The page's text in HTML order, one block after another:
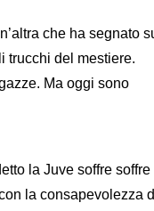
che ha segnato
trucchi del mestiere.
Ma oggi sono
la Juve soffre soffre
la consapevolezza